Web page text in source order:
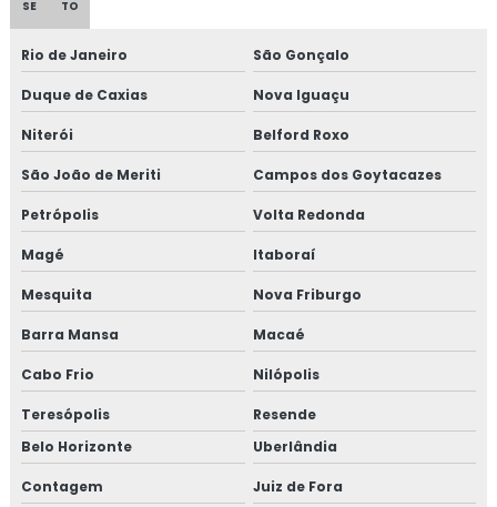
SE TO
Rio de Janeiro São Gonçalo
Duque de Caxias Nova Iguaçu
Niterói Belford Roxo
São João de Meriti Campos dos Goytacazes
Petrópolis Volta Redonda
Magé Itaboraí
Mesquita Nova Friburgo
Barra Mansa Macaé
Cabo Frio Nilópolis
Teresópolis
Resende
Belo Horizonte
Uberlândia
Contagem Juiz de Fora